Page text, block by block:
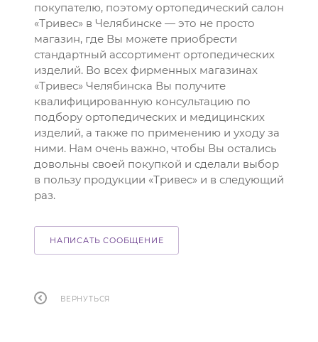
покупателю, поэтому ортопедический салон
«Тривес» в Челябинске — это не просто
магазин, где Вы можете приобрести
стандартный ассортимент ортопедических
изделий. Во всех фирменных магазинах
«Тривес» Челябинска Вы получите
квалифицированную консультацию по
подбору ортопедических и медицинских
изделий, а также по применению и уходу за
ними. Нам очень важно, чтобы Вы остались
довольны своей покупкой и сделали выбор
в пользу продукции «Тривес» и в следующий
раз.
НАПИСАТЬ СООБЩЕНИЕ
ВЕРНУТЬСЯ